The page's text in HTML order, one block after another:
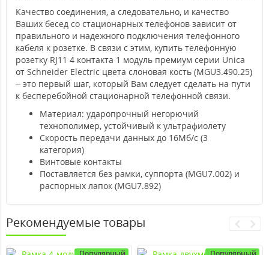
Качество соединения, а следовательно, и качество
Ваших бесед со стационарных телефонов зависит от
правильного и надежного подключения телефонного
кабеля к розетке. В связи с этим, купить телефонную
розетку RJ11 4 контакта 1 модуль премиум серии Unica
от Schneider Electric цвета слоновая кость (MGU3.490.25)
– это первый шаг, который Вам следует сделать на пути
к бесперебойной стационарной телефонной связи.
Материал: ударопрочный негорючий
технополимер, устойчивый к ультрафиолету
Скорость передачи данных до 16Мб/с (3
категория)
Винтовые контакты
Поставляется без рамки, суппорта (MGU7.002) и
распорных лапок (MGU7.892)
Рекомендуемые товары